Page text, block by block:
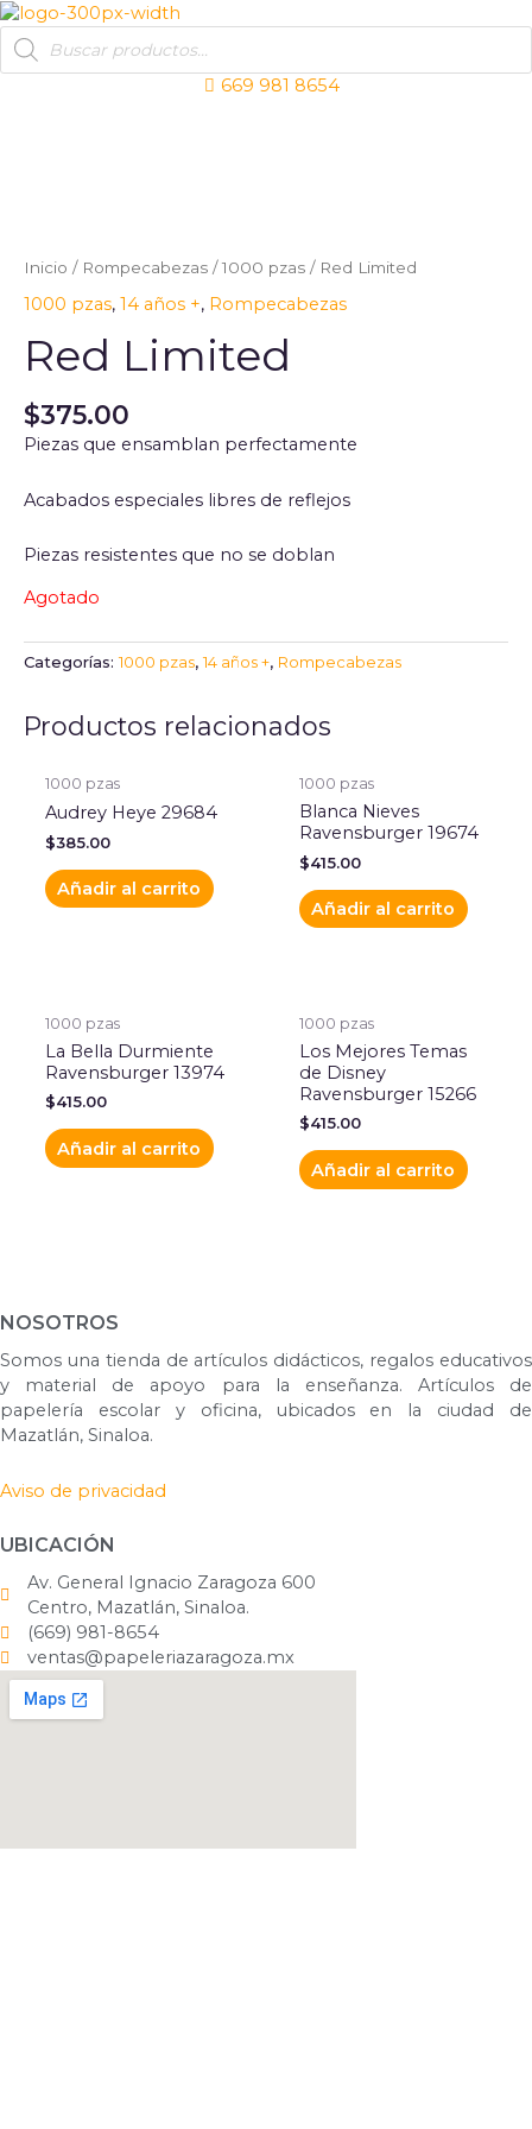
Ir
al
contenido
Products
search
669 981 8654
Inicio / Rompecabezas /1000 pzas / Red Limited
1000 pzas, 14 años +, Rompecabezas
Red Limited
$375.00
Piezas que ensamblan perfectamente
Acabados especiales libres de reflejos
Piezas resistentes que no se doblan
Agotado
Categorías:1000 pzas,14 años +, Rompecabezas
Productos relacionados
1000 pzas
Audrey Heye 29684
$385.00
Añadir al carrito
1000 pzas
Blanca Nieves
Ravensburger 19674
$415.00
Añadir al carrito
1000 pzas
La Bella Durmiente
Ravensburger 13974
$415.00
Añadir al carrito
1000 pzas
Los Mejores Temas
de Disney
Ravensburger 15266
$415.00
Añadir al carrito
NOSOTROS
Somos una tienda de artículos didácticos, regalos educativos
y material de apoyo para la enseñanza. Artículos de
papelería escolar y oficina, ubicados en la ciudad de
Mazatlán, Sinaloa.
Aviso de privacidad
UBICACIÓN
Av. General Ignacio Zaragoza 600
Centro, Mazatlán, Sinaloa.
(669) 981-8654
ventas@papeleriazaragoza.mx